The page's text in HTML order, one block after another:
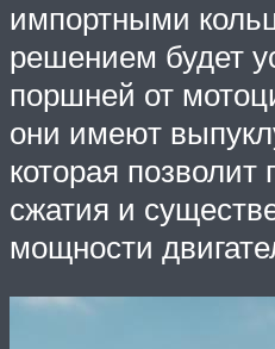
импортными
решением будет
поршней от
они имеют
которая позволит
сжатия и
мощности